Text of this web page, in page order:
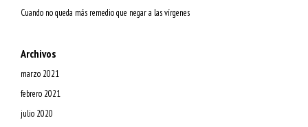
Cuando no queda más remedio que negar a las vírgenes
Archivos
marzo 2021
febrero 2021
julio 2020